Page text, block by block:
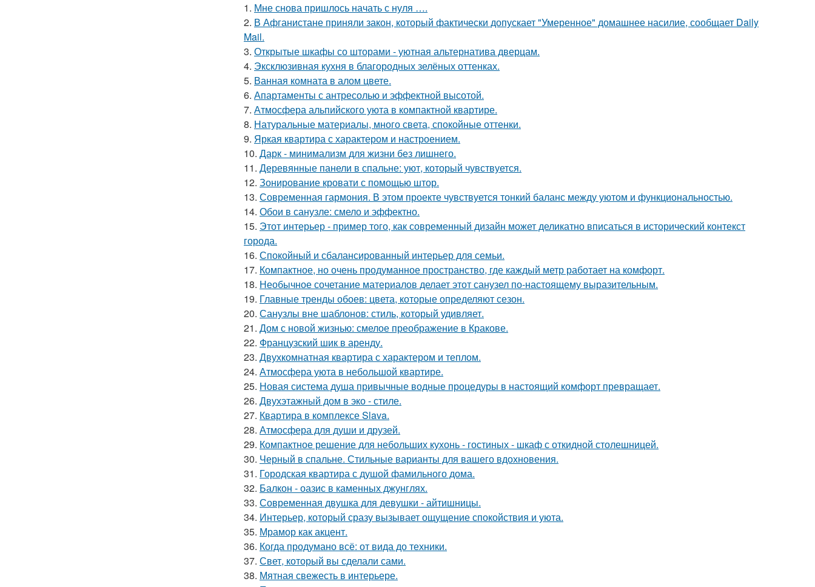
1. Мне снова пришлось начать с нуля ….
2. В Афганистане приняли закон, который фактически допускает "Умеренное" домашнее насилие, сообщает Daily
Mail.
3. Открытые шкафы со шторами - уютная альтернатива дверцам.
4. Эксклюзивная кухня в благородных зелёных оттенках.
5. Ванная комната в алом цвете.
6. Апартаменты с антресолью и эффектной высотой.
7. Атмосфера альпийского уюта в компактной квартире.
8. Натуральные материалы, много света, спокойные оттенки.
9. Яркая квартира с характером и настроением.
10. Дарк - минимализм для жизни без лишнего.
11. Деревянные панели в спальне: уют, который чувствуется.
12. Зонирование кровати с помощью штор.
13. Современная гармония. В этом проекте чувствуется тонкий баланс между уютом и функциональностью.
14. Обои в санузле: смело и эффектно.
15. Этот интерьер - пример того, как современный дизайн может деликатно вписаться в исторический контекст
города.
16. Спокойный и сбалансированный интерьер для семьи.
17. Компактное, но очень продуманное пространство, где каждый метр работает на комфорт.
18. Необычное сочетание материалов делает этот санузел по-настоящему выразительным.
19. Главные тренды обоев: цвета, которые определяют сезон.
20. Санузлы вне шаблонов: стиль, который удивляет.
21. Дом с новой жизнью: смелое преображение в Кракове.
22. Французский шик в аренду.
23. Двухкомнатная квартира с характером и теплом.
24. Атмосфера уюта в небольшой квартире.
25. Новая система душа привычные водные процедуры в настоящий комфорт превращает.
26. Двухэтажный дом в эко - стиле.
27. Квартира в комплексе Slava.
28. Атмосфера для души и друзей.
29. Компактное решение для небольших кухонь - гостиных - шкаф с откидной столешницей.
30. Черный в спальне. Стильные варианты для вашего вдохновения.
31. Городская квартира с душой фамильного дома.
32. Балкон - оазис в каменных джунглях.
33. Современная двушка для девушки - айтишницы.
34. Интерьер, который сразу вызывает ощущение спокойствия и уюта.
35. Мрамор как акцент.
36. Когда продумано всё: от вида до техники.
37. Свет, который вы сделали сами.
38. Мятная свежесть в интерьере.